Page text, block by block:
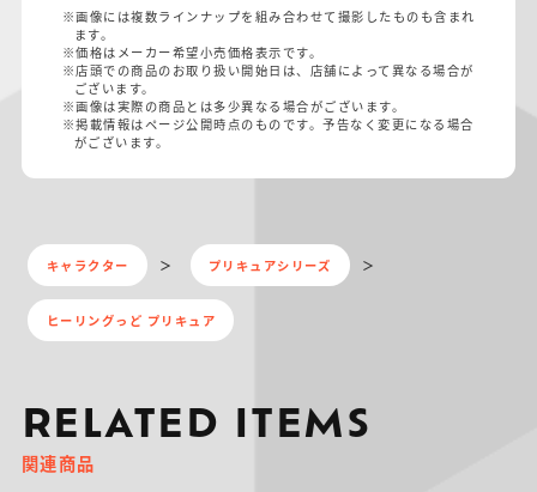
※画像には複数ラインナップを組み合わせて撮影したものも含まれ
ます。
※価格はメーカー希望小売価格表示です。
※店頭での商品のお取り扱い開始日は、店舗によって異なる場合が
ございます。
※画像は実際の商品とは多少異なる場合がございます。
※掲載情報はページ公開時点のものです。予告なく変更になる場合
がございます。
キャラクター プリキュアシリーズ
ヒーリングっど プリキュア
RELATED ITEMS
関連商品